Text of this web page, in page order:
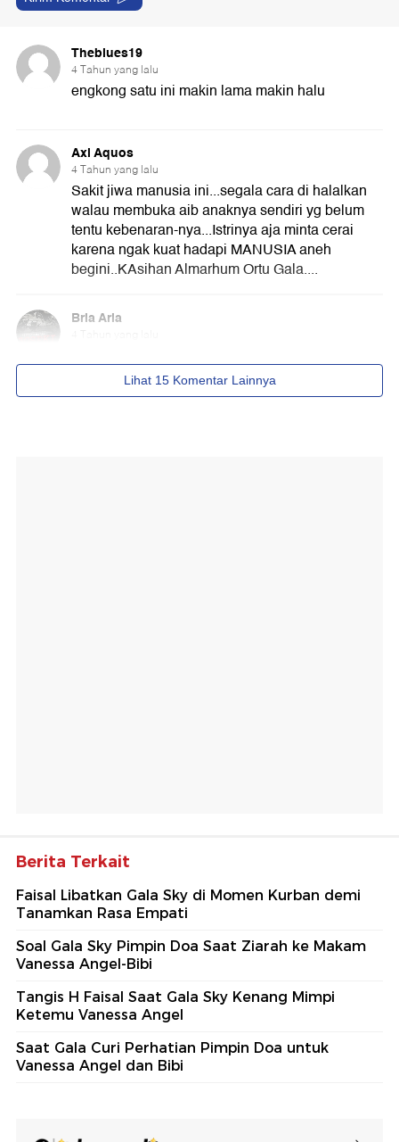
Berita Terkait
Faisal Libatkan Gala Sky di Momen Kurban demi
Tanamkan Rasa Empati
Soal Gala Sky Pimpin Doa Saat Ziarah ke Makam
Vanessa Angel-Bibi
Tangis H Faisal Saat Gala Sky Kenang Mimpi
Ketemu Vanessa Angel
Saat Gala Curi Perhatian Pimpin Doa untuk
Vanessa Angel dan Bibi